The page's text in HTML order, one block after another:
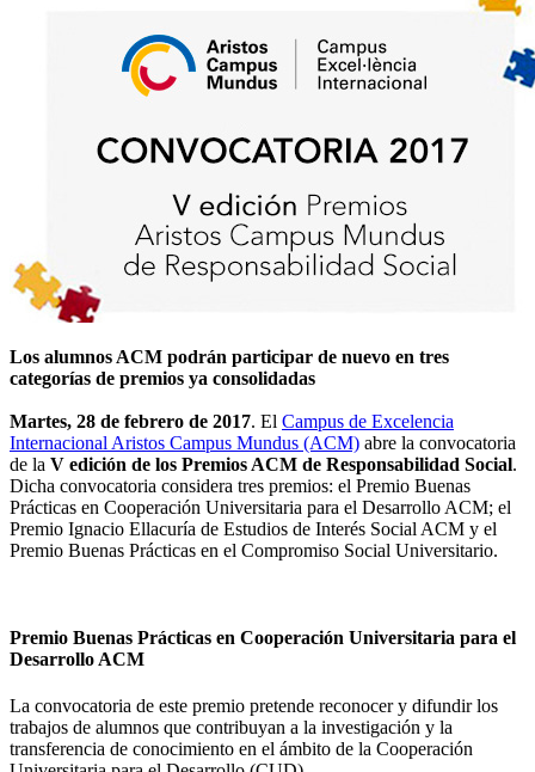
Los alumnos ACM podrán participar de nuevo en tres
categorías de premios ya consolidadas
Martes, 28 de febrero de 2017. El Campus de Excelencia
Internacional Aristos Campus Mundus (ACM) abre la convocatoria
de la V edición de los Premios ACM de Responsabilidad Social.
Dicha convocatoria considera tres premios: el Premio Buenas
Prácticas en Cooperación Universitaria para el Desarrollo ACM; el
Premio Ignacio Ellacuría de Estudios de Interés Social ACM y el
Premio Buenas Prácticas en el Compromiso Social Universitario.
Premio Buenas Prácticas en Cooperación Universitaria para el
Desarrollo ACM
La convocatoria de este premio pretende reconocer y difundir los
trabajos de alumnos que contribuyan a la investigación y la
transferencia de conocimiento en el ámbito de la Cooperación